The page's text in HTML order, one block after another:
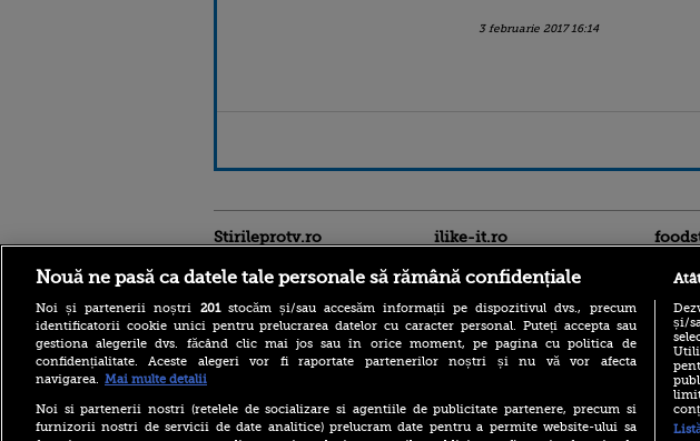
3 februarie 2017 16:14
Stirileprotv.ro
La aproape 100 de ani, face
avion. Povestea incredibilă
a lui Elizabeth Bromage.
VIDEO
ilike-it.ro
(P)
cu
Nouă ne pasă ca datele tale personale să rămână confidențiale
Noi și partenerii noștri 201stocăm și/sau accesăm informații pe dispozitivul dvs., precum
identificatorii cookie unici pentru prelucrarea datelor cu caracter personal. Puteți accepta sau
gestiona alegerile dvs. făcând clic mai jos sau în orice moment, pe pagina cu politica de
confidențialitate. Aceste alegeri vor fi raportate partenerilor noștri și nu vă vor afecta
navigarea. Mai multe detalii
Noi si partenerii nostri (retelele de socializare si agentiile de publicitate partenere, precum si
furnizorii nostri de servicii de date analitice) prelucram date pentru a permite website-ului sa
și/